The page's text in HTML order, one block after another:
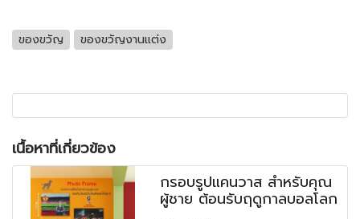
ของขวัญ ของขวัญงานแต่ง
เนื้อหาที่เกี่ยวข้อง
กรอบรูปแคนวาส สำหรับคุณ
ผู้ชาย ต้อนรับฤดูกาลบอลโลก